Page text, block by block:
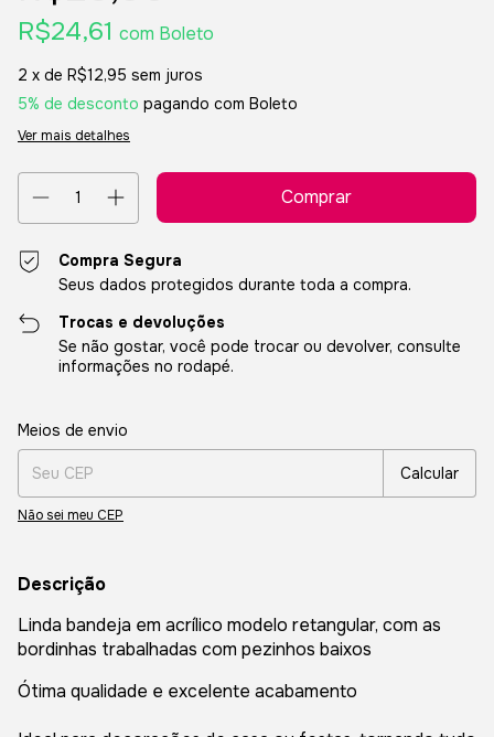
R$24,61 com Boleto
2 x de R$12,95 sem juros
5% de desconto pagando com Boleto
Ver mais detalhes
Compra Segura
Seus dados protegidos durante toda a compra.
Trocas e devoluções
Se não gostar, você pode trocar ou devolver, consulte
informações no rodapé.
Entregas para o CEP:
Meios de envio
Calcular
Não sei meu CEP
Descrição
Linda bandeja em acrílico modelo retangular, com as
bordinhas trabalhadas com pezinhos baixos
Ótima qualidade e excelente acabamento